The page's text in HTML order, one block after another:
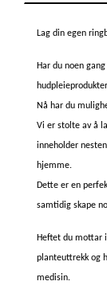
Lag din egen
Har du noen
Nå har du
Vi er stolte av å
inneholder
hjemme.
Dette er en
samtidig skape
Heftet du mottar
planteuttrekk og
medisin.